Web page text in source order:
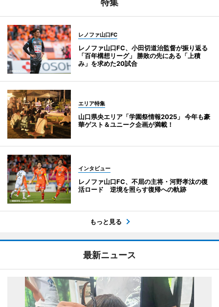
レノファ山口FC
レノファ山口FC、小田切道治監督が振り返る
「百年構想リーグ」 勝敗の先にある「上積
み」を求めた20試合
エリア特集
山口県央エリア「学園祭情報2025」 今年も豪
華ゲスト＆ユニーク企画が満載！
インタビュー
レノファ山口FC、不屈の主将・河野孝汰の復
活ロード 逆境を照らす復帰への軌跡
もっと見る
最新ニュース